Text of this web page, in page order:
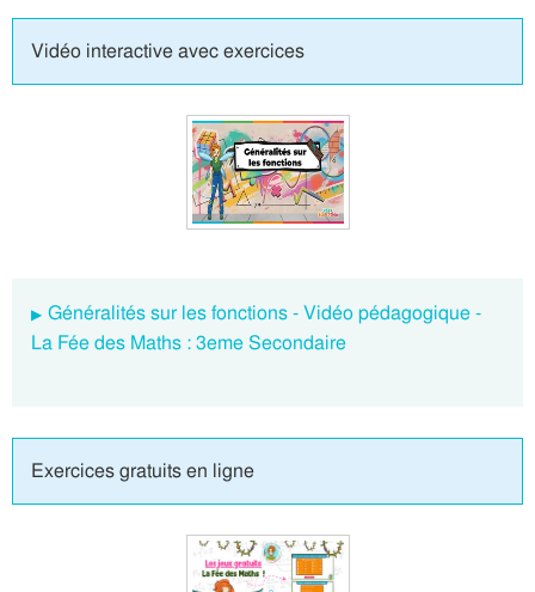
Vidéo interactive avec exercices
Généralités sur les fonctions - Vidéo pédagogique -
La Fée des Maths : 3eme Secondaire
Exercices gratuits en ligne